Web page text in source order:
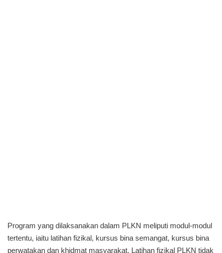
Program yang dilaksanakan dalam PLKN meliputi modul-modul
tertentu, iaitu latihan fizikal, kursus bina semangat, kursus bina
perwatakan dan khidmat masyarakat. Latihan fizikal PLKN tidak